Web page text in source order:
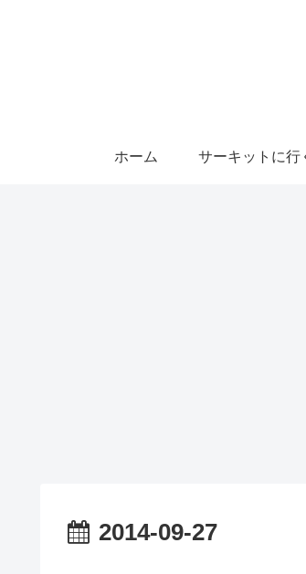
ホーム サーキットに行
2014-09-27